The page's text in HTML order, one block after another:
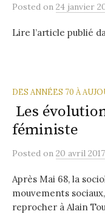
Posted on 24 janvier
Lire l’article publié
DES ANNÉES 70 À
Les
féministe
Posted on 20 avril 2017
Après Mai 68, la
mouvements
reprocher à Alain